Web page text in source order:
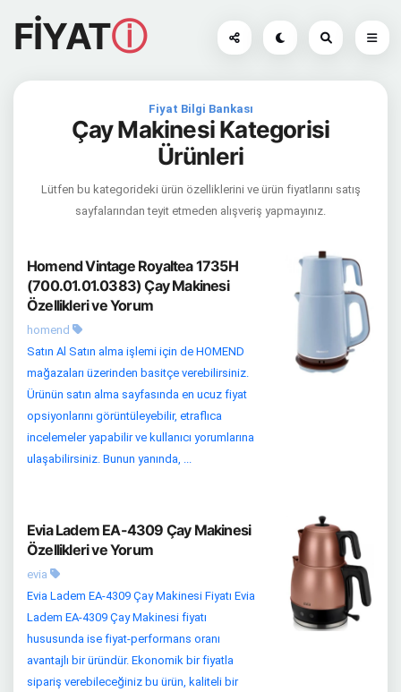
FİYATⓘ
Fiyat Bilgi Bankası
Çay Makinesi Kategorisi
Ürünleri
Lütfen bu kategorideki ürün özelliklerini ve ürün fiyatlarını satış
sayfalarından teyit etmeden alışveriş yapmayınız.
Homend Vintage Royaltea 1735H
(700.01.01.0383) Çay Makinesi
Özellikleri ve Yorum
homend
Satın Al Satın alma işlemi için de HOMEND
mağazaları üzerinden basitçe verebilirsiniz.
Ürünün satın alma sayfasında en ucuz fiyat
opsiyonlarını görüntüleyebilir, etraflıca
incelemeler yapabilir ve kullanıcı yorumlarına
ulaşabilirsiniz. Bunun yanında, ...
Evia Ladem EA-4309 Çay Makinesi
Özellikleri ve Yorum
evia
Evia Ladem EA-4309 Çay Makinesi Fiyatı Evia
Ladem EA-4309 Çay Makinesi fiyatı
hususunda ise fiyat-performans oranı
avantajlı bir üründür. Ekonomik bir fiyatla
sipariş verebileceğiniz bu ürün, kaliteli bir